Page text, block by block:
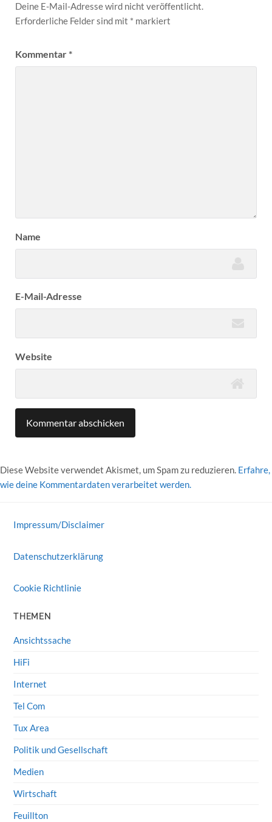
Deine E-Mail-Adresse wird nicht veröffentlicht.
Erforderliche Felder sind mit * markiert
Kommentar*
Name
E-Mail-Adresse
Website
Diese Website verwendet Akismet, um Spam zu reduzieren. Erfahre,
wie deine Kommentardaten verarbeitet werden.
Impressum/Disclaimer
Datenschutzerklärung
Cookie Richtlinie
THEMEN
Ansichtssache
HiFi
Internet
Tel Com
Tux Area
Politik und Gesellschaft
Medien
Wirtschaft
Feuillton